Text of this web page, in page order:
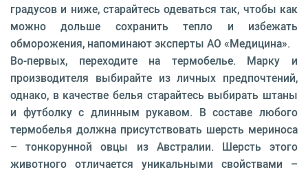
градусов и ниже, старайтесь одеваться так, чтобы как
можно дольше сохранить тепло и избежать
обморожения, напоминают эксперты АО «Медицина».
Во-первых, переходите на термобелье. Марку и
производителя выбирайте из личных предпочтений,
однако, в качестве белья старайтесь выбирать штаны
и футболку с длинным рукавом. В составе любого
термобелья должна присутствовать шерсть мериноса
– тонкорунной овцы из Австралии. Шерсть этого
животного отличается уникальными свойствами –